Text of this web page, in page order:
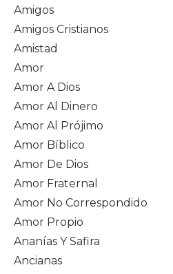
Amigos
Amigos Cristianos
Amistad
Amor
Amor A Dios
Amor Al Dinero
Amor Al Prójimo
Amor Bíblico
Amor De Dios
Amor Fraternal
Amor No Correspondido
Amor Propio
Ananías Y Safira
Ancianas